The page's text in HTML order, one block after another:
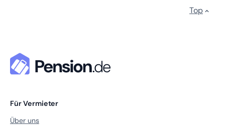
Top
Für Vermieter
Über uns